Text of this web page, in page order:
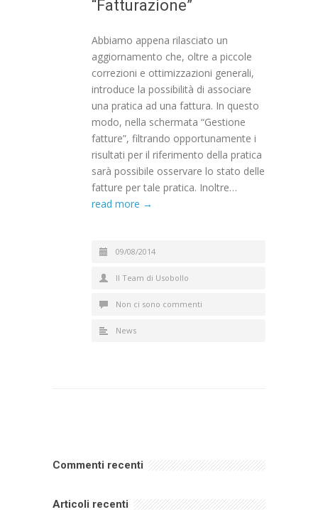
“Fatturazione”
Abbiamo appena rilasciato un
aggiornamento che, oltre a piccole
correzioni e ottimizzazioni generali,
introduce la possibilità di associare
una pratica ad una fattura. In questo
modo, nella schermata “Gestione
fatture”, filtrando opportunamente i
risultati per il riferimento della pratica
sarà possibile osservare lo stato delle
fatture per tale pratica. Inoltre…
read more →
09/08/2014
Il Team di Usobollo
Non ci sono commenti
News
Commenti recenti
Articoli recenti